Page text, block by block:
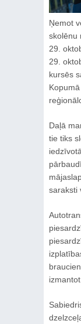
Ņemot
skolēnu
29.
29.
kursēs
Daļā
tie tiks
saraksti